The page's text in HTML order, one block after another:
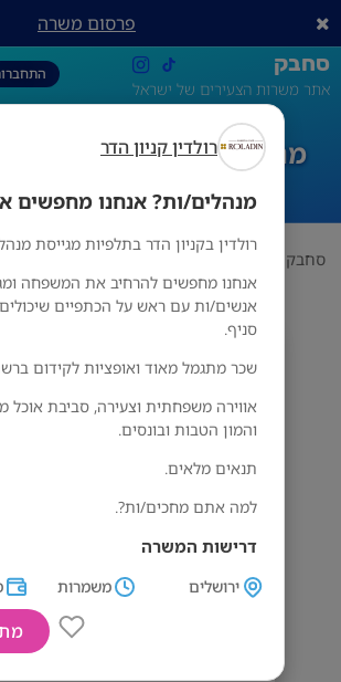
רולדין קניון הדר
מנהלים/ות? אנחנו מחפשים
רולדין בקניון הדר בתלפיות מגייסת
אנחנו מחפשים להרחיב את המשפחה
אנשים/ות עם ראש על הכתפיים שיכולים
סניף.
שכר מתגמל מאוד ואופציות לקידום
אווירה משפחתית וצעירה, סביבת אוכל
והמון הטבות ובונסים.
תנאים מלאים.
למה אתם מחכים/ות?.
דרישות המשרה
נסיון בניהול - יתרון
ירושלים משמרות
פרסום משרה
סחבק
אתר משרות הצעירים של ישראל
מנהלים/ות? אנחנו
סחבק רולדין קניון הדר מנהלים/ות?
ירושלים
מנהלים/ות? אנחנו מחפשים